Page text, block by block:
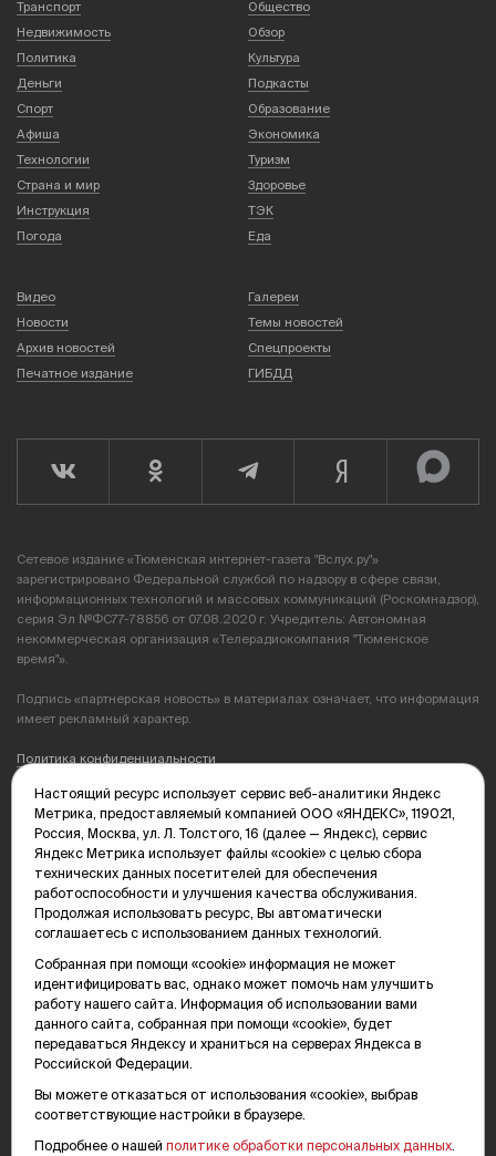
Транспорт
Общество
Недвижимость
Обзор
Политика
Культура
Деньги
Подкасты
Спорт
Образование
Афиша
Экономика
Технологии
Туризм
Страна и мир
Здоровье
Инструкция
ТЭК
Погода
Еда
Видео
Галереи
Новости
Темы новостей
Архив новостей
Спецпроекты
Печатное издание
ГИБДД
Сетевое издание «Тюменская интернет-газета "Вслух.ру"»
зарегистрировано Федеральной службой по надзору в сфере связи,
информационных технологий и массовых коммуникаций (Роскомнадзор),
серия Эл №ФС77-78856 от 07.08.2020 г. Учредитель: Автономная
некоммерческая организация «Телерадиокомпания "Тюменское
время"».
Подпись «партнерская новость» в материалах означает, что информация
имеет рекламный характер.
Политика конфиденциальности
Редакция: 625035, Тюмень, пр. Геологоразведчиков, 28А
(3452) 68-89-05
edit@vsluh.ru
Главный редактор: Панкина Т.Ю.
kika@vsluh.ru
По вопросам рекламы:
(3452) 68-89-78
kotovaev@sibinformburo.ru
mim@vsluh.ru
Настоящий ресурс использует сервис веб-аналитики Яндекс
Метрика, предоставляемый компанией ООО «ЯНДЕКС», 119021,
Россия, Москва, ул. Л. Толстого, 16 (далее — Яндекс), сервис
Яндекс Метрика использует файлы «cookie» с целью сбора
технических данных посетителей для обеспечения
работоспособности и улучшения качества обслуживания.
Продолжая использовать ресурс, Вы автоматически
соглашаетесь с использованием данных технологий.
Собранная при помощи «cookie» информация не может
идентифицировать вас, однако может помочь нам улучшить
работу нашего сайта. Информация об использовании вами
данного сайта, собранная при помощи «cookie», будет
передаваться Яндексу и храниться на серверах Яндекса в
Российской Федерации.
Вы можете отказаться от использования «cookie», выбрав
соответствующие настройки в браузере.
Подробнее о нашей политике обработки персональных данных